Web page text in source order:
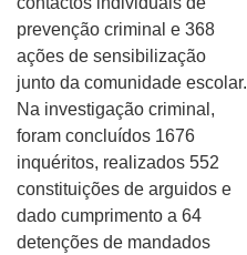
prevenção criminal e 368
ações de sensibilização
junto da comunidade escolar.
Na investigação criminal,
foram concluídos 1676
inquéritos, realizados 552
constituições de arguidos e
dado cumprimento a 64
detenções de mandados